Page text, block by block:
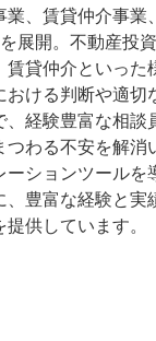
業、賃貸仲介事業
展開。不動産投
賃貸仲介といった
おける判断や適切
、経験豊富な相談
わる不安を解消
ーションツールを
、豊富な経験と実
供しています。